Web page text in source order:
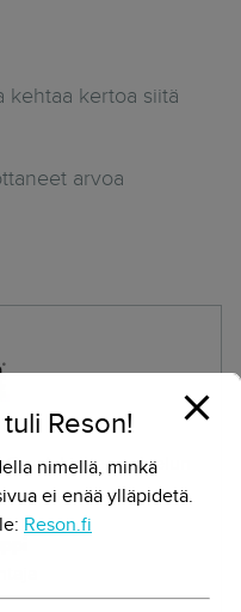
kehtaa kertoa siitä
arvoa
palvelun
Reson!
nimellä, minkä
ei enää ylläpidetä.
Reson.fi